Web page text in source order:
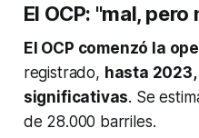
El OCP: "mal, pero
El OCP comenzó la
registrado, hasta
significativas. Se
de 28.000 barriles.